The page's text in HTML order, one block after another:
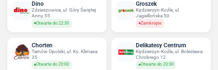
Dino
Zdzieszowice, ul. Góry Świętej
Anny 55
Otwarte do 22:30
Groszek
Kędzierzyn-Koźle, ul.
Jagiellońska 50
Zamknięte
Chorten
Tarnów Opolski, ul. Ks. Klimasa
35
Otwarte do 20:00
Delikatesy Centrum
Kędzierzyn-Koźle, ul. Bolesława
Chrobrego 12
Otwarte do 20:30